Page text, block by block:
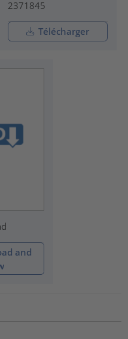
2371845
Télécharger
and